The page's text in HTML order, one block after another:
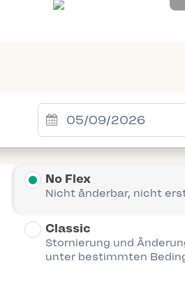
No Flex
Nicht änderbar, nicht
Classic
Stornierung und
unter bestimmten